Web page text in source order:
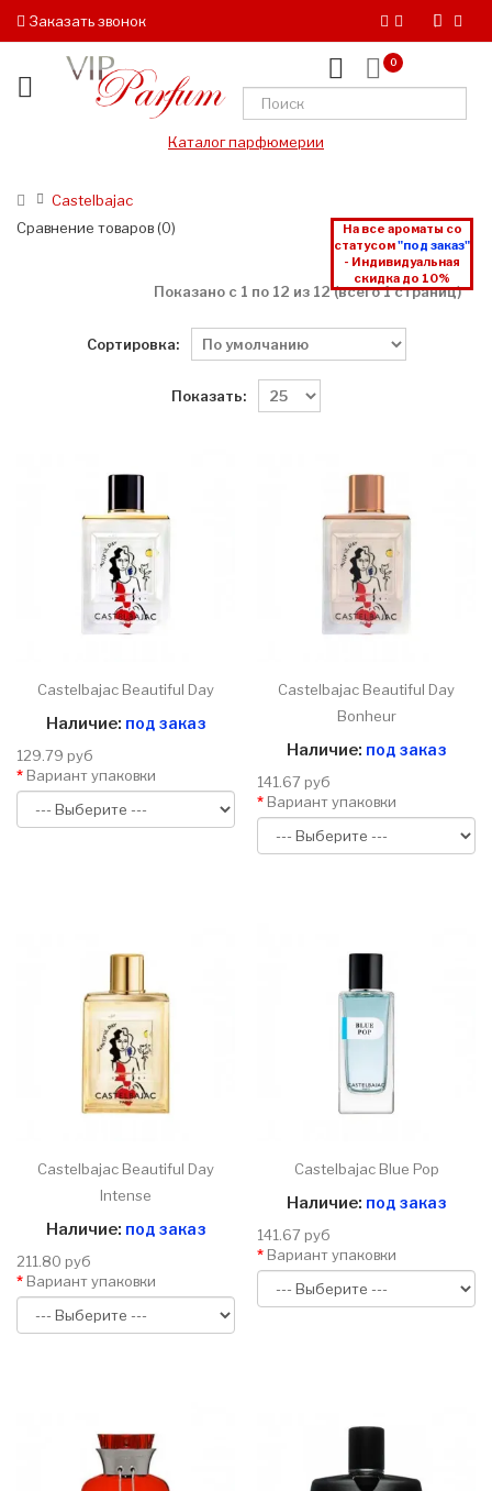
Заказать звонок
0
Каталог парфюмерии
Castelbajac
На все ароматы со
статусом"под заказ"
- Индивидуальная
скидка до 10%
Сравнение товаров (0)
Показано с 1 по 12 из 12 (всего 1 страниц)
Сортировка:
Показать:
Castelbajac Beautiful Day
Наличие: под заказ
129.79 руб
Вариант упаковки
Castelbajac Beautiful Day
Bonheur
Наличие: под заказ
141.67 руб
Вариант упаковки
Castelbajac Beautiful Day
Intense
Наличие: под заказ
211.80 руб
Вариант упаковки
Castelbajac Blue Pop
Наличие: под заказ
141.67 руб
Вариант упаковки